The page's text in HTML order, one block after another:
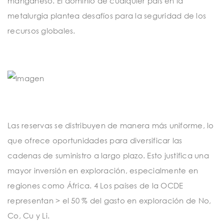
metalurgia plantea desafíos para la seguridad de los
recursos globales.
Las reservas se distribuyen de manera más uniforme, lo
que ofrece oportunidades para diversificar las
cadenas de suministro a largo plazo. Esto justifica una
mayor inversión en exploración, especialmente en
regiones como África. 4 Los países de la OCDE
representan > el 50 % del gasto en exploración de No,
Co, Cu y Li.